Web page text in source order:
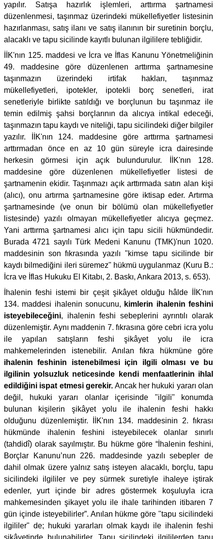
yapılır. Satışa hazırlık işlemleri, arttırma şartnamesi
düzenlenmesi, taşınmaz üzerindeki mükellefiyetler listesinin
hazırlanması, satış ilanı ve satış ilanının bir suretinin borçlu,
alacaklı ve tapu sicilinde kayıtlı bulunan ilgililere tebliğidir.
İİK'nın 125. maddesi ve İcra ve İflas Kanunu Yönetmeliğinin
49. maddesine göre düzenlenen arttırma şartnamesine
taşınmazın üzerindeki irtifak hakları, taşınmaz
mükellefiyetleri, ipotekler, ipotekli borç senetleri, irat
senetleriyle birlikte satıldığı ve borçlunun bu taşınmaz ile
temin edilmiş şahsi borçlarının da alıcıya intikal edeceği,
taşınmazın tapu kaydı ve niteliği, tapu sicilindeki diğer bilgiler
yazılır. İİK'nın 124. maddesine göre arttırma şartnamesi
arttırmadan önce en az 10 gün süreyle icra dairesinde
herkesin görmesi için açık bulundurulur. İİK'nın 128.
maddesine göre düzenlenen mükellefiyetler listesi de
şartnamenin ekidir. Taşınmazı açık arttırmada satın alan kişi
(alıcı), onu artırma şartnamesine göre iktisap eder. Artırma
şartnamesinde (ve onun bir bölümü olan mükellefiyetler
listesinde) yazılı olmayan mükellefiyetler alıcıya geçmez.
Yani arttırma şartnamesi alıcı için tapu sicili hükmündedir.
Burada 4721 sayılı Türk Medeni Kanunu (TMK)'nun 1020.
maddesinin son fıkrasında yazılı "kimse tapu sicilinde bir
kaydı bilmediğini ileri süremez" hükmü uygulanmaz (Kuru B.:
İcra ve İflas Hukuku El Kitabı, 2. Baskı, Ankara 2013, s. 653).
İhalenin feshi istemi bir çeşit şikâyet olduğu hâlde İİK'nın
134. maddesi ihalenin sonucunu, kimlerin ihalenin feshini
isteyebileceğini, ihalenin feshi sebeplerini ayrıntılı olarak
düzenlemiştir. Aynı maddenin 7. fıkrasına göre cebri icra yolu
ile yapılan satışların feshi şikâyet yolu ile icra
mahkemelerinden istenebilir. Anılan fıkra hükmüne göre
ihalenin feshinin istenebilmesi için ilgili olması ve bu
ilgilinin yolsuzluk neticesinde kendi menfaatlerinin ihlal
edildiğini ispat etmesi gerekir. Ancak her hukuki yararı olan
değil, hukuki yararı olanlar içerisinde "ilgili" konumda
bulunan kişilerin şikâyet yolu ile ihalenin feshi hakkı
olduğunu düzenlemiştir. İİK'nın 134. maddesinin 2. fıkrası
hükmünde ihalenin feshini isteyebilecek olanlar sınırlı
(tahdidî) olarak sayılmıştır. Bu hükme göre “İhalenin feshini,
Borçlar Kanunu’nun 226. maddesinde yazılı sebepler de
dahil olmak üzere yalnız satış isteyen alacaklı, borçlu, tapu
sicilindeki ilgililer ve pey sürmek suretiyle ihaleye iştirak
edenler, yurt içinde bir adres göstermek koşuluyla icra
mahkemesinden şikayet yolu ile ihale tarihinden itibaren 7
gün içinde isteyebilirler”. Anılan hükme göre "tapu sicilindeki
ilgililer" de; hukuki yararları olmak kaydı ile ihalenin feshi